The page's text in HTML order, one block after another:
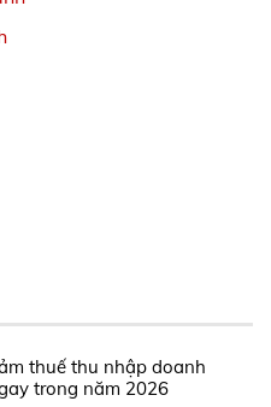
thuế thu nhập doanh
trong năm 2026